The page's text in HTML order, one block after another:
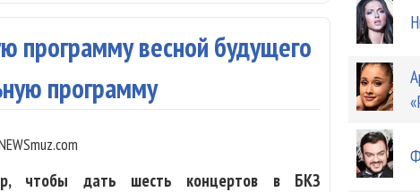
программу весной будущего
программу
чтобы дать шесть концертов в БКЗ